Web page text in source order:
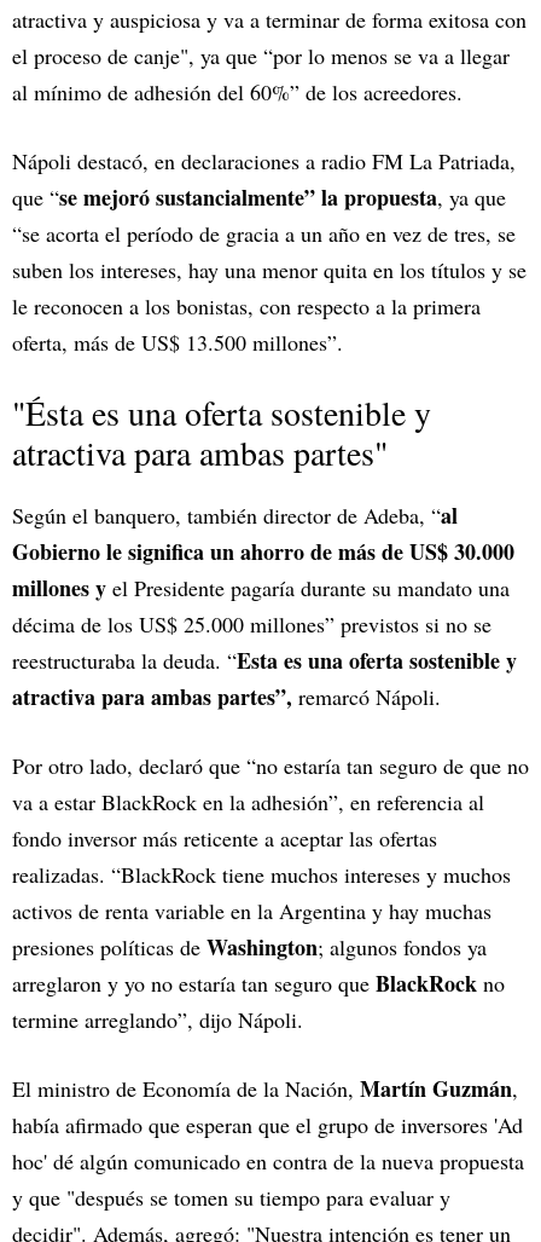
atractiva y auspiciosa y va a terminar de forma exitosa con
el proceso de canje", ya que “por lo menos se va a llegar
al mínimo de adhesión del 60%” de los acreedores.
Nápoli destacó, en declaraciones a radio FM La Patriada,
que “se mejoró sustancialmente” la propuesta, ya que
“se acorta el período de gracia a un año en vez de tres, se
suben los intereses, hay una menor quita en los títulos y se
le reconocen a los bonistas, con respecto a la primera
oferta, más de US$ 13.500 millones”.
"Ésta es una oferta sostenible y
atractiva para ambas partes"
Según el banquero, también director de Adeba, “al
Gobierno le significa un ahorro de más de US$ 30.000
millones y el Presidente pagaría durante su mandato una
décima de los US$ 25.000 millones” previstos si no se
reestructuraba la deuda. “Esta es una oferta sostenible y
atractiva para ambas partes”, remarcó Nápoli.
Por otro lado, declaró que “no estaría tan seguro de que no
va a estar BlackRock en la adhesión”, en referencia al
fondo inversor más reticente a aceptar las ofertas
realizadas. “BlackRock tiene muchos intereses y muchos
activos de renta variable en la Argentina y hay muchas
presiones políticas de Washington; algunos fondos ya
arreglaron y yo no estaría tan seguro que BlackRock no
termine arreglando”, dijo Nápoli.
El ministro de Economía de la Nación, Martín Guzmán,
había afirmado que esperan que el grupo de inversores 'Ad
hoc' dé algún comunicado en contra de la nueva propuesta
y que "después se tomen su tiempo para evaluar y
decidir". Además, agregó: "Nuestra intención es tener un